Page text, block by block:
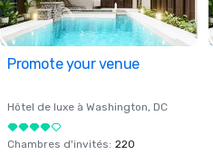
Promote your venue
Hôtel de luxe à Washington, DC
Chambres d'invités: 220